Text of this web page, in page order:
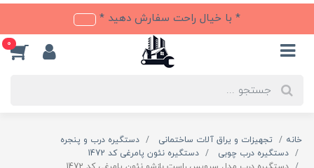
* با خیال راحت سفارش دهید *
0
خانه تجهیزات و یراق آلات ساختمانی
دستگیره درب و پنجره
دستگیره درب چوبی
دستگیره نئون پامرغی کد 1472